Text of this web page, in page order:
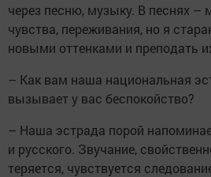
через песню, музыку. В песнях –
чувства, переживания, но я
новыми оттенками и преподать
– Как вам наша национальная
вызывает у вас беспокойство?
– Наша эстрада порой
и русского. Звучание,
теряется, чувствуется